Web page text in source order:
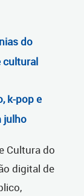
do
cultural
k-pop e
julho
Cultura do
digital de